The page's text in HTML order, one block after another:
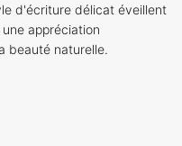
d'écriture délicat éveillent
appréciation
beauté naturelle.